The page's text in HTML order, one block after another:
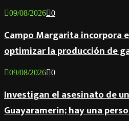
09/08/2026 0
Campo Margarita incorpora
optimizar la producción de
09/08/2026 0
Investigan el asesinato de
Guayaramerín; hay una